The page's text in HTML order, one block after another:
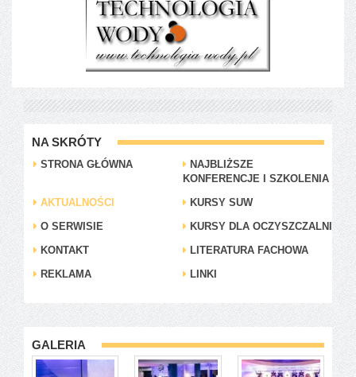
NA SKRÓTY
STRONA GŁÓWNA
NAJBLIŻSZE
KONFERENCJE I SZKOLENIA
AKTUALNOŚCI
KURSY SUW
O SERWISIE
KURSY DLA OCZYSZCZALNI
KONTAKT
LITERATURA FACHOWA
REKLAMA
LINKI
GALERIA